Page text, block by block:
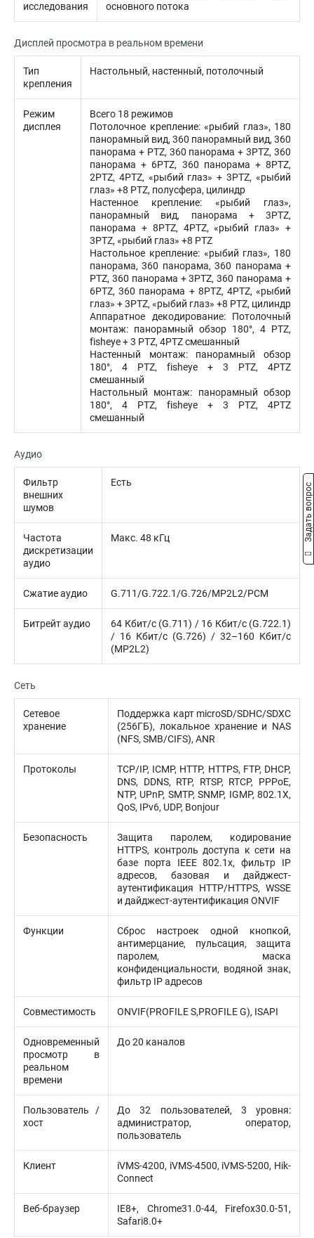
исследования
основного потока
Дисплей просмотра в реальном времени
Тип
крепления
Настольный, настенный, потолочный
Режим
дисплея
Всего 18 режимов
Потолочное крепление: «рыбий глаз», 180
панорамный вид, 360 панорамный вид, 360
панорама + PTZ, 360 панорама + 3PTZ, 360
панорама + 6PTZ, 360 панорама + 8PTZ,
2PTZ, 4PTZ, «рыбий глаз» + 3PTZ, «рыбий
глаз» +8 PTZ, полусфера, цилиндр
Настенное крепление: «рыбий глаз»,
панорамный вид, панорама + 3PTZ,
панорама + 8PTZ, 4PTZ, «рыбий глаз» +
3PTZ, «рыбий глаз» +8 PTZ
Настольное крепление: «рыбий глаз», 180
панорама, 360 панорама, 360 панорама +
PTZ, 360 панорама + 3PTZ, 360 панорама +
6PTZ, 360 панорама + 8PTZ, 4PTZ, «рыбий
глаз» + 3PTZ, «рыбий глаз» +8 PTZ, цилиндр
Аппаратное декодирование: Потолочный
монтаж: панорамный обзор 180°, 4 PTZ,
fisheye + 3 PTZ, 4PTZ смешанный
Настенный монтаж: панорамный обзор
180°, 4 PTZ, fisheye + 3 PTZ, 4PTZ
смешанный
Настольный монтаж: панорамный обзор
180°, 4 PTZ, fisheye + 3 PTZ, 4PTZ
смешанный
Аудио
Фильтр
внешних
шумов
Есть
Частота
дискретизации
аудио
Макс. 48 кГц
Сжатие аудио G.711/G.722.1/G.726/MP2L2/PCM
Битрейт аудио
64 Кбит/с (G.711) / 16 Кбит/с (G.722.1)
/ 16 Кбит/с (G.726) / 32–160 Кбит/с
(MP2L2)
Сеть
Сетевое
хранение
Поддержка карт microSD/SDHC/SDXC
(256ГБ), локальное хранение и NAS
(NFS, SMB/CIFS), ANR
Протоколы
TCP/IP, ICMP, HTTP, HTTPS, FTP, DHCP,
DNS, DDNS, RTP, RTSP, RTCP, PPPoE,
NTP, UPnP, SMTP, SNMP, IGMP, 802.1X,
QoS, IPv6, UDP, Bonjour
Безопасность
Защита паролем, кодирование
HTTPS, контроль доступа к сети на
базе порта IEEE 802.1x, фильтр IP
адресов, базовая и дайджест-
аутентификация HTTP/HTTPS, WSSE
и дайджест-аутентификация ONVIF
Функции
Сброс настроек одной кнопкой,
антимерцание, пульсация, защита
паролем, маска
конфиденциальности, водяной знак,
фильтр IP адресов
Совместимость ONVIF(PROFILE S,PROFILE G), ISAPI
Одновременный
просмотр в
реальном
времени
До 20 каналов
Пользователь /
хост
До 32 пользователей, 3 уровня:
администратор, оператор,
пользователь
Клиент
iVMS-4200, iVMS-4500, iVMS-5200, Hik-
Connect
Веб-браузер
IE8+, Chrome31.0-44, Firefox30.0-51,
Safari8.0+
Задать вопрос